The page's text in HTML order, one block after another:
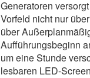
Generatoren
Vorfeld nicht nur
über
Aufführungsbeginn
um eine Stunde
lesbaren LED-